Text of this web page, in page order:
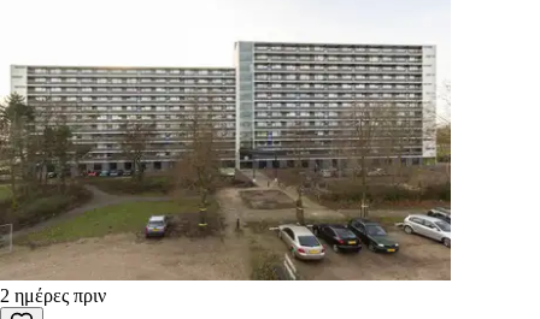
2 ημέρες πριν